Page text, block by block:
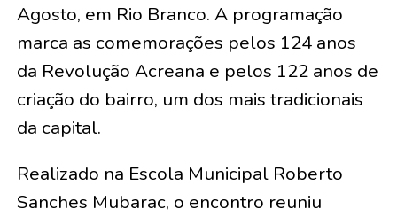
Agosto, em Rio Branco. A programação
marca as comemorações pelos 124 anos
da Revolução Acreana e pelos 122 anos de
criação do bairro, um dos mais tradicionais
da capital.
Realizado na Escola Municipal Roberto
Sanches Mubarac, o encontro reuniu